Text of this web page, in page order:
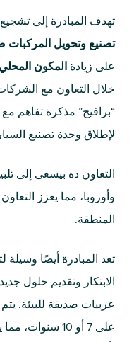
تهدف المبادرة إلى
تصنيع وتحويل المركبات
على زيادة المكون المحلي
خلال التعاون مع
“برافيج” مذكرة تفاهم
لإطلاق وحدة تصنيع
التعاون ده بيسعى إلى
وأوروبا، مما يعزز
المنطقة.
تعد المبادرة أيضًا وسيلة
الابتكار وتقديم حلول
عربيات صديقة للبيئة.
على 7 أو 10